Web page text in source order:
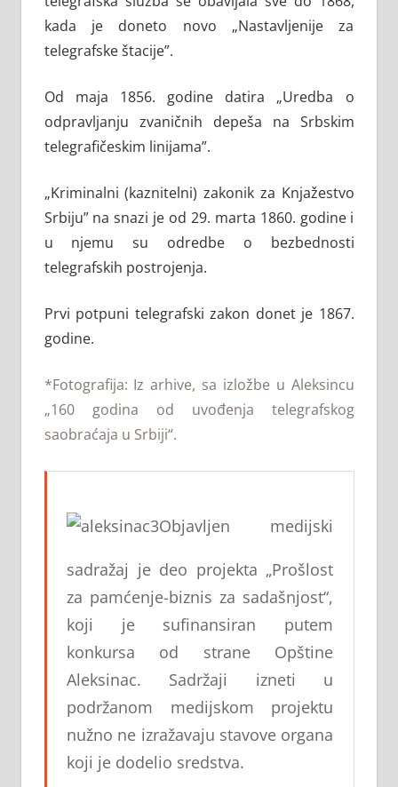
kada je doneto novo „Nastavljenije za
telegrafske štacije”.
Od maja 1856. godine datira „Uredba o
odpravljanju zvaničnih depeša na Srbskim
telegrafičeskim linijama”.
„Kriminalni (kaznitelni) zakonik za Knjažestvo
Srbiju” na snazi je od 29. marta 1860. godine i
u njemu su odredbe o bezbednosti
telegrafskih postrojenja.
Prvi potpuni telegrafski zakon donet je 1867.
godine.
*Fotografija: Iz arhive, sa izložbe u Aleksincu
„160 godina od uvođenja telegrafskog
saobraćaja u Srbiji“.
Objavljen medijski
sadražaj je deo projekta „Prošlost
za pamćenje-biznis za sadašnjost“,
koji je sufinansiran putem
konkursa od strane Opštine
Aleksinac. Sadržaji izneti u
podržanom medijskom projektu
nužno ne izražavaju stavove organa
koji je dodelio sredstva.